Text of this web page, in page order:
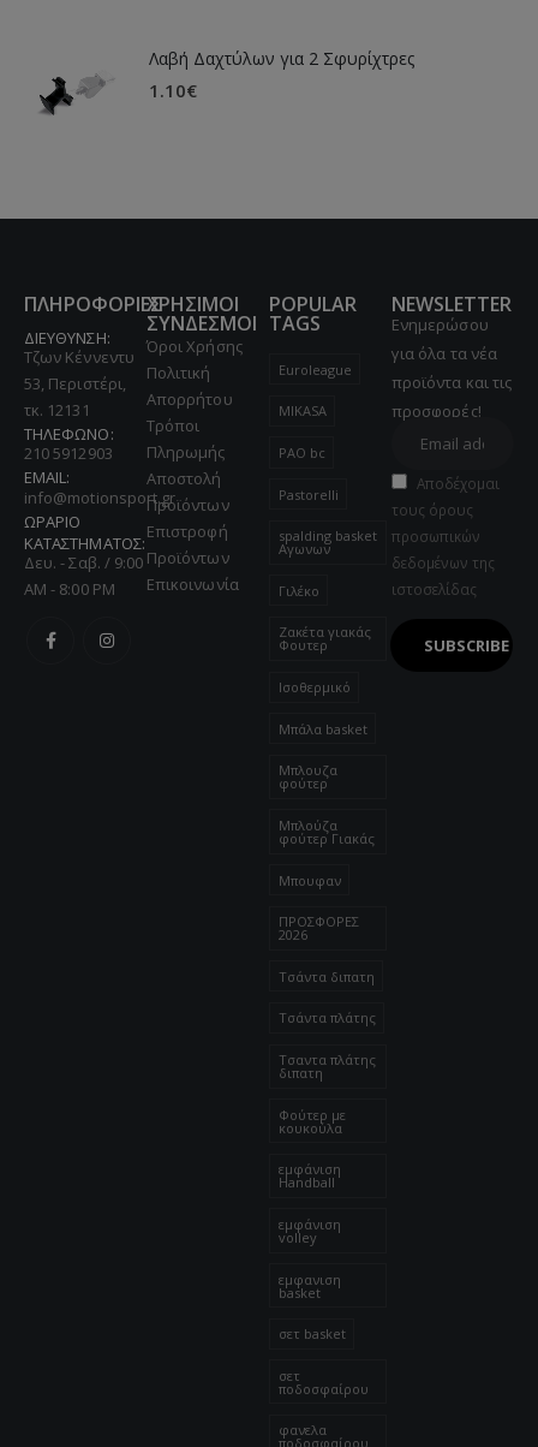
Λαβή Δαχτύλων για 2 Σφυρίχτρες
1.10€
ΠΛΗΡΟΦΟΡΙΕΣ
ΔΙΕΥΘΥΝΣΗ:
Τζων Κέννεντυ
53, Περιστέρι,
τκ. 12131
ΤΗΛΕΦΩΝΟ:
210 5912903
EMAIL:
info@motionsport.gr
ΩΡΑΡΙΟ
ΚΑΤΑΣΤΗΜΑΤΟΣ:
Δευ. - Σαβ. / 9:00
AM - 8:00 PM
ΧΡΗΣΙΜΟΙ
ΣΥΝΔΕΣΜΟΙ
Όροι Χρήσης
Πολιτική
Απορρήτου
Τρόποι
Πληρωμής
Αποστολή
Προϊόντων
Επιστροφή
Προϊόντων
Επικοινωνία
POPULAR
TAGS
Euroleague
MIKASA
PAO bc
Pastorelli
spalding basket
Αγωνων
Γιλέκο
Ζακέτα γιακάς
Φουτερ
Ισοθερμικό
Μπάλα basket
Μπλουζα
φούτερ
Μπλούζα
φούτερ Γιακάς
Μπουφαν
ΠΡΟΣΦΟΡΕΣ
2026
Τσάντα διπατη
Τσάντα πλάτης
Τσαντα πλάτης
διπατη
Φούτερ με
κουκούλα
εμφάνιση
Handball
εμφάνιση
volley
εμφανιση
basket
σετ basket
σετ
ποδοσφαίρου
φανελα
ποδοσφαίρου
NEWSLETTER
Ενημερώσου
για όλα τα νέα
προϊόντα και τις
προσφορές!
Αποδέχομαι
τους όρους
προσωπικών
δεδομένων της
ιστοσελίδας